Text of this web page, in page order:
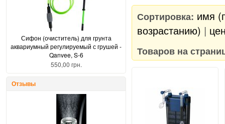
Сортировка: имя
возрастанию) |
Товаров на
Сифон (очиститель) для грунта
аквариумный регулируемый с грушей -
Qanvee, S-6
550,00 грн.
Отзывы